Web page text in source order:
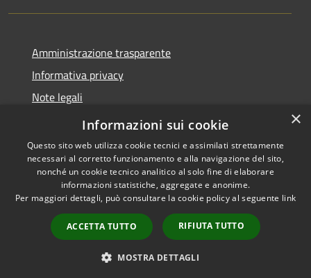
Amministrazione trasparente
Informativa privacy
Note legali
Dichiarazione di accessibilità
Accessibilità
Copyright © 2026 • Comune di
Larciano • Powered by
Municipium•
Accesso
redazione
×
Informazioni sui cookie
Questo sito web utilizza cookie tecnici e assimilati strettamente
necessari al corretto funzionamento e alla navigazione del sito,
nonché un cookie tecnico analitico al solo fine di elaborare
informazioni statistiche, aggregate e anonime.
Per maggiori dettagli, può consultare la cookie policy al seguente link
ACCETTA TUTTO RIFIUTA TUTTO
MOSTRA DETTAGLI